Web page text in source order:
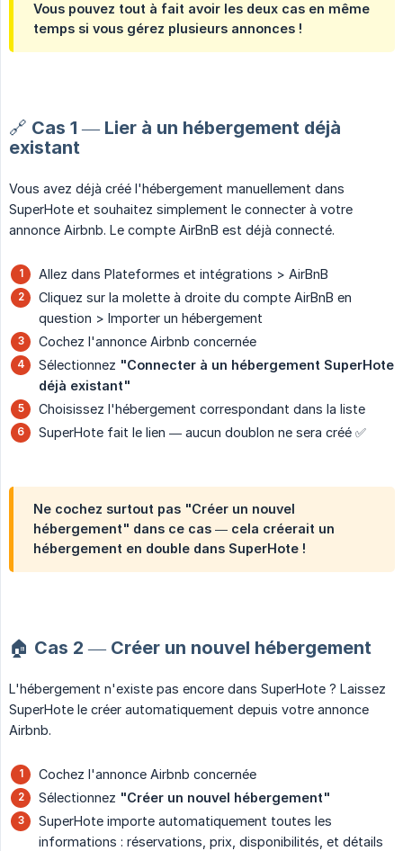
Vous pouvez tout à fait avoir les deux cas en même
temps si vous gérez plusieurs annonces !
🔗 Cas 1 — Lier à un hébergement déjà
existant
Vous avez déjà créé l'hébergement manuellement dans
SuperHote et souhaitez simplement le connecter à votre
annonce Airbnb. Le compte AirBnB est déjà connecté.
Allez dans Plateformes et intégrations > AirBnB
Cliquez sur la molette à droite du compte AirBnB en
question > Importer un hébergement
Cochez l'annonce Airbnb concernée
Sélectionnez "Connecter à un hébergement SuperHote
déjà existant"
Choisissez l'hébergement correspondant dans la liste
SuperHote fait le lien — aucun doublon ne sera créé ✅
Ne cochez surtout pas "Créer un nouvel
hébergement" dans ce cas — cela créerait un
hébergement en double dans SuperHote !
🏠 Cas 2 — Créer un nouvel hébergement
L'hébergement n'existe pas encore dans SuperHote ? Laissez
SuperHote le créer automatiquement depuis votre annonce
Airbnb.
Cochez l'annonce Airbnb concernée
Sélectionnez "Créer un nouvel hébergement"
SuperHote importe automatiquement toutes les
informations : réservations, prix, disponibilités, et détails